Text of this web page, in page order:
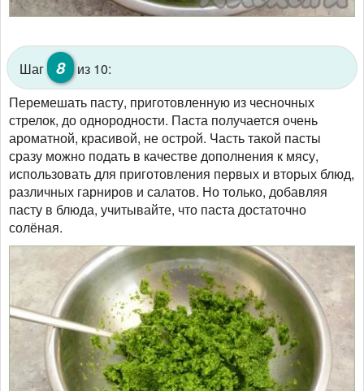
Шаг 8
из 10:
Перемешать пасту, приготовленную из чесночных
стрелок, до однородности. Паста получается очень
ароматной, красивой, не острой. Часть такой пасты
сразу можно подать в качестве дополнения к мясу,
использовать для приготовления первых и вторых блюд,
различных гарниров и салатов. Но только, добавляя
пасту в блюда, учитывайте, что паста достаточно
солёная.